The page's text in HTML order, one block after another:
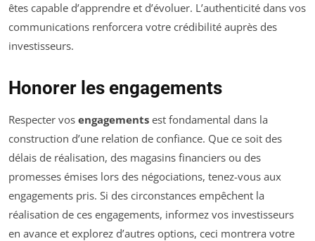
êtes capable d’apprendre et d’évoluer. L’authenticité dans vos
communications renforcera votre crédibilité auprès des
investisseurs.
Honorer les engagements
Respecter vos engagements est fondamental dans la
construction d’une relation de confiance. Que ce soit des
délais de réalisation, des magasins financiers ou des
promesses émises lors des négociations, tenez-vous aux
engagements pris. Si des circonstances empêchent la
réalisation de ces engagements, informez vos investisseurs
en avance et explorez d’autres options, ceci montrera votre